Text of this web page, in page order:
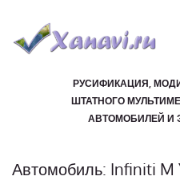
РУСИФИКАЦИЯ,
ШТАТНОГО
АВТОМОБИЛЕЙ И
Автомобиль: Infiniti M